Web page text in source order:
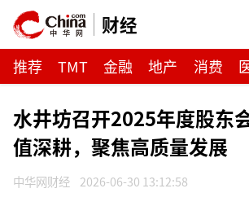
财经
推荐 TMT 金融 地产 消费
水井坊召开2025年度股东
值深耕，聚焦高质量发展
中华网财经 2026-06-30 13:12:58